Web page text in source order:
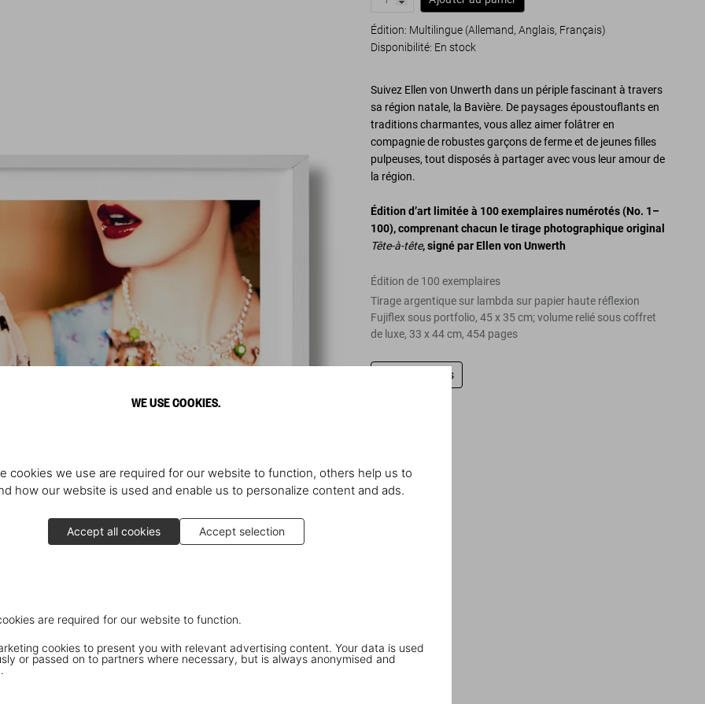
WE USE COOKIES.
cookies we use are required for our website to function, others help us to
how our website is used and enable us to personalize content and ads.
Accept all cookies Accept selection
are required for our website to function.
cookies to present you with relevant advertising content. Your data is used
or passed on to partners where necessary, but is always anonymised and
Édition: Multilingue (Allemand, Anglais, Français)
Disponibilité: En stock
Suivez Ellen von Unwerth dans un périple fascinant à travers
sa région natale, la Bavière. De paysages époustouflants en
traditions charmantes, vous allez aimer folâtrer en
compagnie de robustes garçons de ferme et de jeunes filles
pulpeuses, tout disposés à partager avec vous leur amour de
la région.
Édition d’art limitée à 100 exemplaires numérotés (No. 1–
100), comprenant chacun le tirage photographique original
Tête-à-tête, signé par Ellen von Unwerth
Édition de 100 exemplaires
Tirage argentique sur lambda sur papier haute réflexion
Fujiflex sous portfolio, 45 x 35 cm; volume relié sous coffret
de luxe, 33 x 44 cm, 454 pages
Laissez un avis